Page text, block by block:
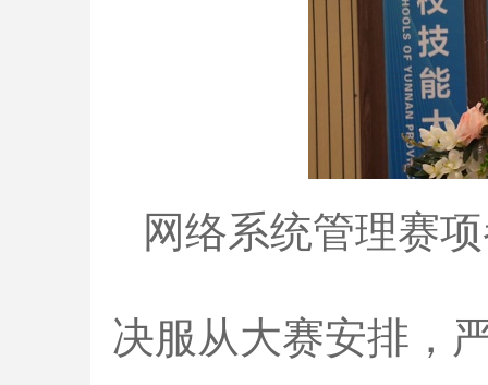
网络系统管理赛
决服从大赛安排，